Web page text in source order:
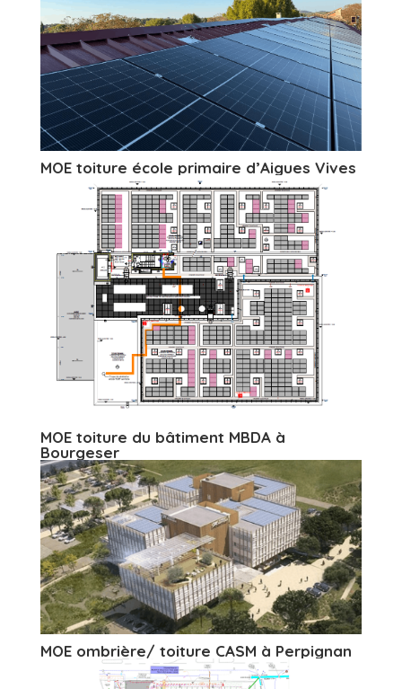
MOE toiture école primaire d’Aigues Vives
MOE toiture du bâtiment MBDA à
Bourgeser
MOE ombrière/ toiture CASM à Perpignan